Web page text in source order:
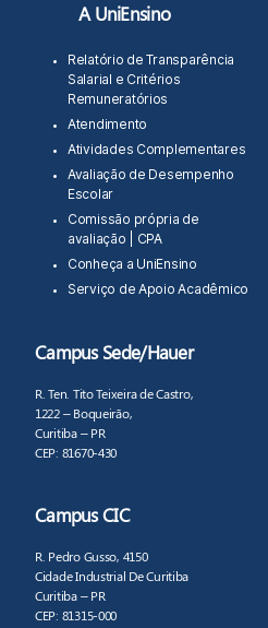
A UniEnsino
Relatório de Transparência
Salarial e Critérios
Remuneratórios
Atendimento
Atividades Complementares
Avaliação de Desempenho
Escolar
Comissão própria de
avaliação | CPA
Conheça a UniEnsino
Serviço de Apoio Acadêmico
Campus Sede/Hauer
R. Ten. Tito Teixeira de Castro,
1222 – Boqueirão,
Curitiba – PR
CEP: 81670-430
Campus CIC
R. Pedro Gusso, 4150
Cidade Industrial De Curitiba
Curitiba – PR
CEP: 81315-000